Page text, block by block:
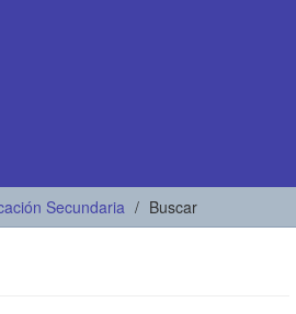
Secundaria Buscar